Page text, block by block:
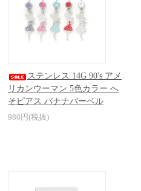
ステンレス 14G 90's アメ
リカンウーマン 5色カラー へ
そピアス バナナバーベル
980円(税抜)